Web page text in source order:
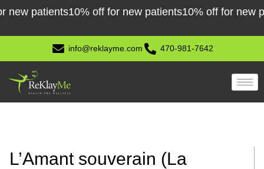
Skip
content
patients10% off for new patients10% off for new
info@reklayme.com 470-981-7642
L’Amant souverain (La